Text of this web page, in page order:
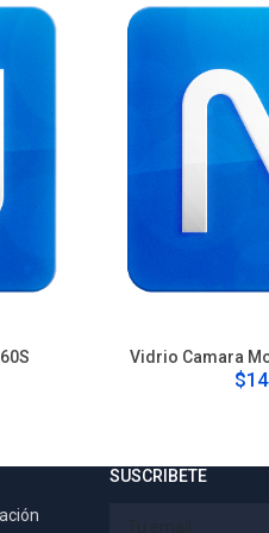
Vidrio Camara
SUSCRIBETE